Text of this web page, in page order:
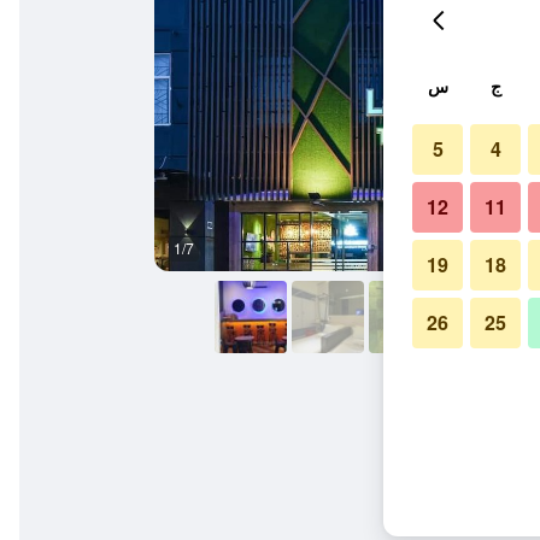
1/7
ج س
4
5
11
12
18
19
25
26